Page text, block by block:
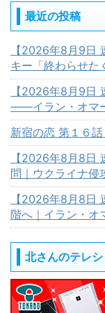
最近の投稿
【2026年8月9日
キー「終わらせた
【2026年8月9日
――イラン・オマ
新宿の恋 第１６話
【2026年8月8日
問｜ウクライナ侵
【2026年8月8日
階へ｜イラン・オ
北さんのテレ